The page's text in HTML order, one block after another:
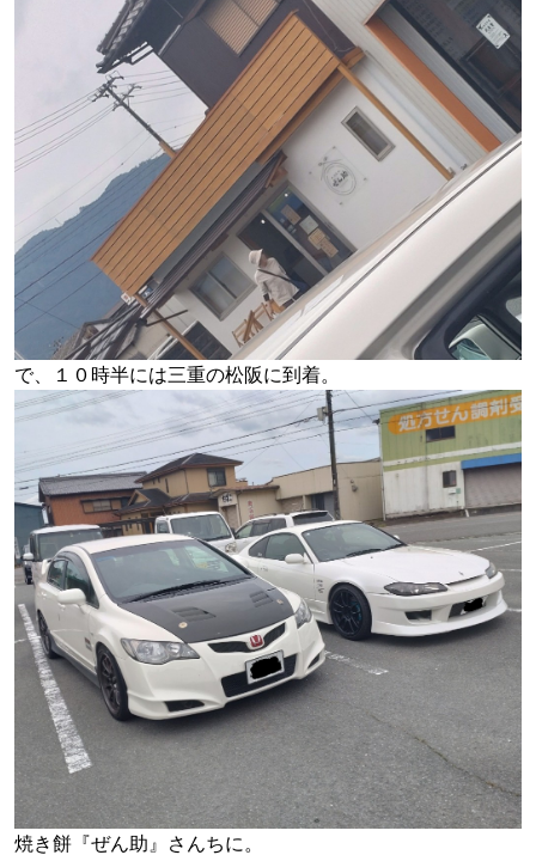
で、１０時半には三重の松阪に到着。
焼き餅『ぜん助』さんちに。